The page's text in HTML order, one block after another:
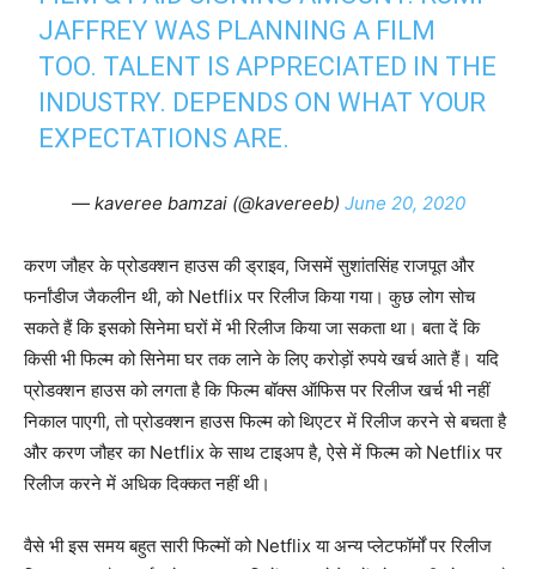
JAFFREY WAS PLANNING A FILM
TOO. TALENT IS APPRECIATED IN THE
INDUSTRY. DEPENDS ON WHAT YOUR
EXPECTATIONS ARE.
— kaveree bamzai (@kavereeb) June 20, 2020
करण जौहर के प्रोडक्‍शन हाउस की ड्राइव, जिसमें सुशांतसिंह राजपूत और
फर्नांडीज जैकलीन थी, को Netflix पर रिलीज किया गया। कुछ लोग सोच
सकते हैं कि इसको सिनेमा घरों में भी रिलीज किया जा सकता था। बता दें कि
किसी भी फिल्‍म को सिनेमा घर तक लाने के लिए करोड़ों रुपये खर्च आते हैं। यदि
प्रोडक्‍शन हाउस को लगता है कि फिल्‍म बॉक्‍स ऑफिस पर रिलीज खर्च भी नहीं
निकाल पाएगी, तो प्रोडक्‍शन हाउस फिल्‍म को थिएटर में रिलीज करने से बचता है
और करण जौहर का Netflix के साथ टाइअप है, ऐसे में फिल्‍म को Netflix पर
रिलीज करने में अधिक दिक्‍कत नहीं थी।
वैसे भी इस समय बहुत सारी फिल्‍मों को Netflix या अन्‍य प्‍लेटफॉर्मों पर रिलीज